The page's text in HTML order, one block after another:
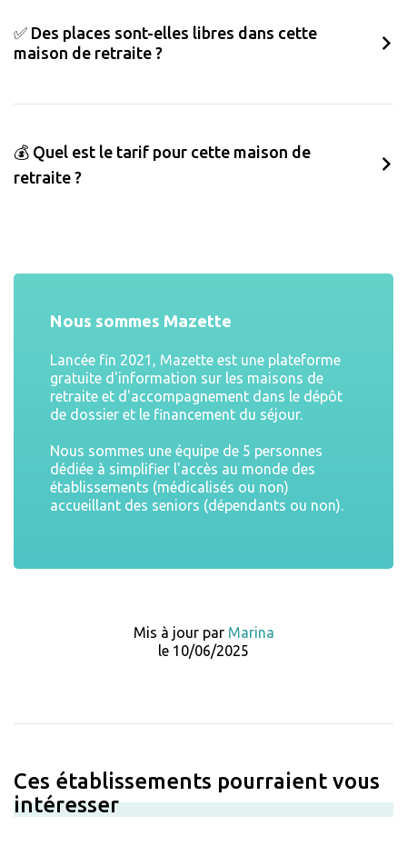
✅ Des places sont-elles libres dans cette
maison de retraite ?
💰 Quel est le tarif pour cette maison de
retraite ?
Nous sommes Mazette
Lancée fin 2021, Mazette est une plateforme
gratuite d'information sur les maisons de
retraite et d'accompagnement dans le dépôt
de dossier et le financement du séjour.
Nous sommes une équipe de 5 personnes
dédiée à simplifier l'accès au monde des
établissements (médicalisés ou non)
accueillant des seniors (dépendants ou non).
Mis à jour par Marina
le 10/06/2025
Ces établissements pourraient vous
intéresser